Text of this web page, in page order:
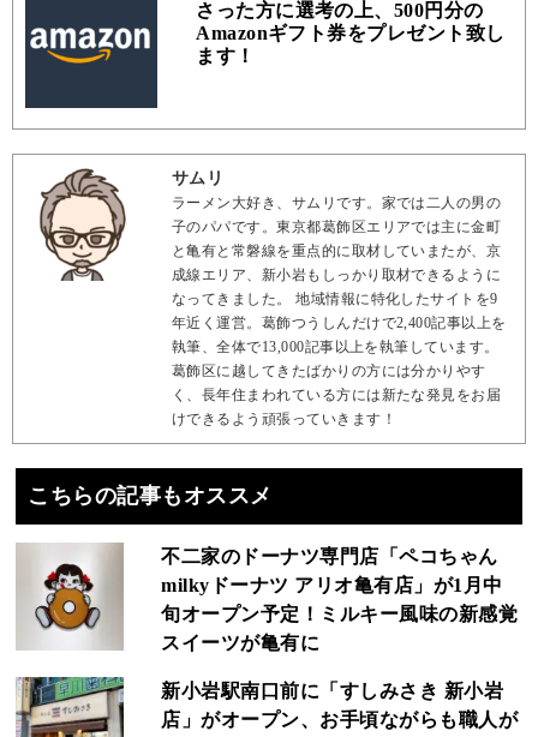
さった方に選考の上、500円分の
Amazonギフト券をプレゼント致し
ます！
サムリ
ラーメン大好き、サムリです。家では二人の男の
子のパパです。東京都葛飾区エリアでは主に金町
と亀有と常磐線を重点的に取材していまたが、京
成線エリア、新小岩もしっかり取材できるように
なってきました。 地域情報に特化したサイトを9
年近く運営。葛飾つうしんだけで2,400記事以上を
執筆、全体で13,000記事以上を執筆しています。
葛飾区に越してきたばかりの方には分かりやす
く、長年住まわれている方には新たな発見をお届
けできるよう頑張っていきます！
こちらの記事もオススメ
不二家のドーナツ専門店「ペコちゃん
milkyドーナツ アリオ亀有店」が1月中
旬オープン予定！ミルキー風味の新感覚
スイーツが亀有に
新小岩駅南口前に「すしみさき 新小岩
店」がオープン、お手頃ながらも職人が